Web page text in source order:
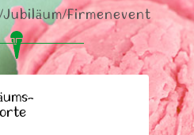
Firmenevent